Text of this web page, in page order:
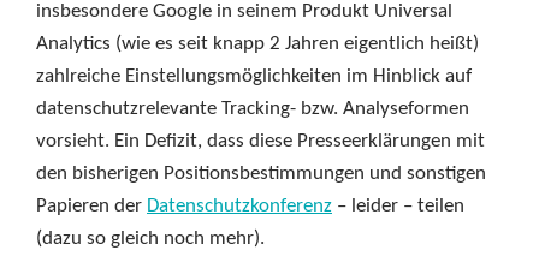
insbesondere Google in seinem Produkt Universal
Analytics (wie es seit knapp 2 Jahren eigentlich heißt)
zahlreiche Einstellungsmöglichkeiten im Hinblick auf
datenschutzrelevante Tracking- bzw. Analyseformen
vorsieht. Ein Defizit, dass diese Presseerklärungen mit
den bisherigen Positionsbestimmungen und sonstigen
Papieren der Datenschutzkonferenz – leider – teilen
(dazu so gleich noch mehr).